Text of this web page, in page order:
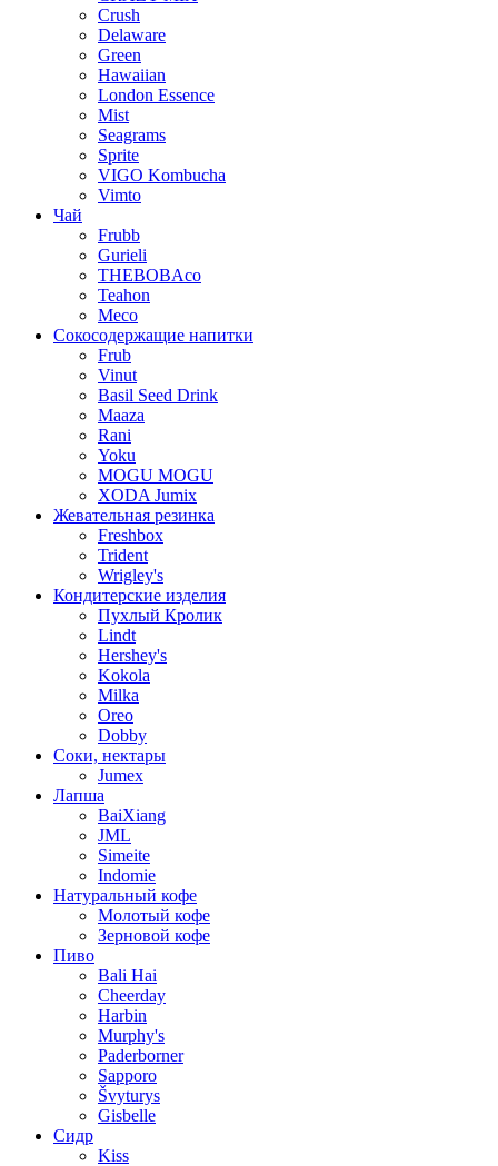
Crush
Delaware
Green
Hawaiian
London Essence
Mist
Seagrams
Sprite
VIGO Kombucha
Vimto
Чай
Frubb
Gurieli
THEBOBAco
Teahon
Meco
Сокосодержащие напитки
Frub
Vinut
Basil Seed Drink
Maaza
Rani
Yoku
MOGU MOGU
XODA Jumix
Жевательная резинка
Freshbox
Trident
Wrigley's
Кондитерские изделия
Пухлый Кролик
Lindt
Hershey's
Kokola
Milka
Oreo
Dobby
Соки, нектары
Jumex
Лапша
BaiXiang
JML
Simeite
Indomie
Натуральный кофе
Молотый кофе
Зерновой кофе
Пиво
Bali Hai
Cheerday
Harbin
Murphy's
Paderborner
Sapporo
Švyturys
Gisbelle
Сидр
Kiss